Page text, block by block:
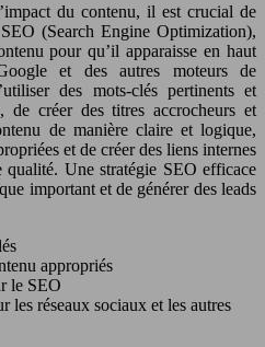
du contenu, il est crucial de
(Search Engine Optimization),
pour qu’il apparaisse en haut
et des autres moteurs de
des mots-clés pertinents et
de créer des titres accrocheurs et
de manière claire et logique,
et de créer des liens internes
qualité. Une stratégie SEO efficace
important et de générer des leads
appropriés
le SEO
les réseaux sociaux et les autres